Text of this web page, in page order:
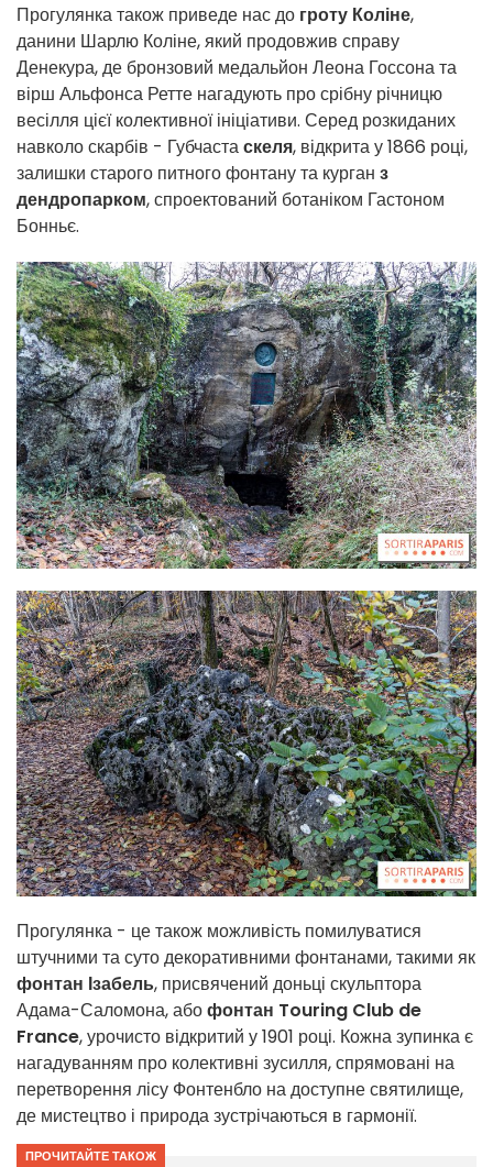
Прогулянка також приведе нас до гроту Коліне,
данини Шарлю Коліне, який продовжив справу
Денекура, де бронзовий медальйон Леона Госсона та
вірш Альфонса Ретте нагадують про срібну річницю
весілля цієї колективної ініціативи. Серед розкиданих
навколо скарбів - Губчастаскеля, відкрита у 1866 році,
залишки старого питного фонтану та курган з
дендропарком, спроектований ботаніком Гастоном
Бонньє.
Прогулянка - це також можливість помилуватися
штучними та суто декоративними фонтанами, такими як
фонтан Ізабель, присвячений доньці скульптора
Адама-Саломона, абофонтан Touring Club de
France, урочисто відкритий у 1901 році. Кожна зупинка є
нагадуванням про колективні зусилля, спрямовані на
перетворення лісу Фонтенбло на доступне святилище,
де мистецтво і природа зустрічаються в гармонії.
ПРОЧИТАЙТЕ ТАКОЖ